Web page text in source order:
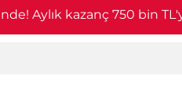
Aylık kazanç 750 bin